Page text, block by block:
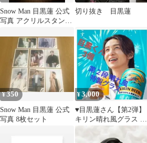
Snow Man 目黒蓮 公式
写真 アクリルスタンド
切り抜き 目黒蓮
¥350
Snow Man 目黒蓮 公式
写真 8枚セット
¥3,000
♥目黒蓮さん【第2弾】
キリン晴れ風グラス 目
黒蓮さん＆内村さん 3
個 未開封